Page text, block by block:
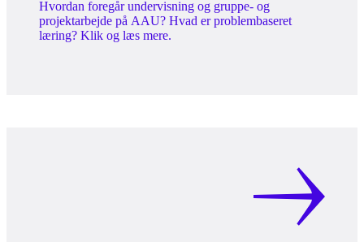
Hvordan foregår undervisning og gruppe- og
projektarbejde på AAU? Hvad er problembaseret
læring? Klik og læs mere.